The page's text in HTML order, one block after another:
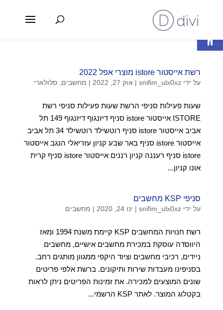
רשת אייסטור istore מוצרי אפל 2022
על ידי snifim_ulx0xz
| אוק 27, 2022 | מחשבים סלולארי
שעות פעילות סניפי הרשת שעות פעילות סניפי רשת
ISTORE אייסטור istore סניף דיזנגוף דיזנגוף 149 תל
אביב אייסטור istore סניף רוטשילד רוטשילד 34 תל אביב
אייסטור istore סניף באר שבע קניון עזריאלי הנגב אייסטור
istore סניף רעננה קניון רננים אייסטור istore סניף קרית
אונו קניון...
סניפי KSP מחשבים
על ידי snifim_ulx0xz
| ינו 24, 2020 | מחשבים
רשת חנויות המחשבים KSP קיימת משנת 1994 ומאז
היווסדה עוסקת במכירת מחשבים אישיים, מחשבים
ניידים, רכיבי מחשבים וציוד היקפי ממגוון מותגים רחב.
בסניפינו מעבדות שירות ותיקונים. ברשת אלפי פריטים
שונים המוצעים למכירה. את זמינות הפריטים ניתן לראות
בקטלוג המוצר. לאתר KSP הרשמי...
פתח סרגל נגישות